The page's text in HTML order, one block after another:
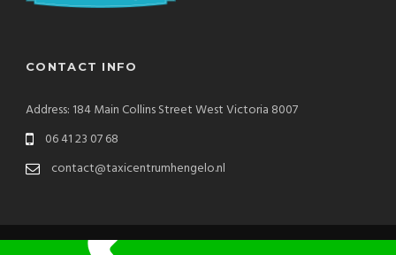
CONTACT INFO
Address: 184 Main Collins Street West Victoria 8007
06 41 23 07 68
contact@taxicentrumhengelo.nl
Copyright 2020 TaxiCentrum Hengelo, All Right Reserved